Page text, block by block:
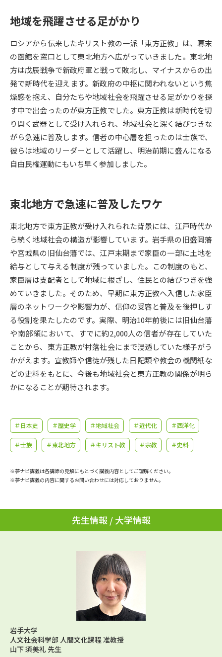
新学年スタート号特集ページ
（高3生用）
新学年スタート号特集ページ
（高2生用）
SELFBRAND特集ページ
オープンキャンパスなどを調べる
オープンキャンパス検索 実施プログラムから探す
受験準備 資料検索
志望校・出願校を調べる
併願校選び 受験スケジュールを立てよう
先輩が入学を決めた理由 テレメール全国一斉進学調査
新生活お役立ちガイド
学問発見 学問検索
学問のミニ講義「夢ナビ講義」 学問分野解説
大学進学IDについて
個人情報取扱規定
テレメール進学カタログ
訂正のご案内
地域を飛躍させる足がかり
ロシアから伝来したキリスト教の一派「東方正教」は、幕末
の函館を窓口として東北地方へ広がっていきました。東北地
方は戊辰戦争で新政府軍と戦って敗北し、マイナスからの出
発で新時代を迎えます。新政府の中枢に関われないという焦
燥感を抱え、自分たちや地域社会を飛躍させる足がかりを探
す中で出会ったのが東方正教でした。東方正教は新時代を切
り開く武器として受け入れられ、地域社会と深く結びつきな
がら急速に普及します。信者の中心層を担ったのは士族で、
彼らは地域のリーダーとして活躍し、明治前期に盛んになる
自由民権運動にもいち早く参加しました。
東北地方で急速に普及したワケ
東北地方で東方正教が受け入れられた背景には、江戸時代か
ら続く地域社会の構造が影響しています。岩手県の旧盛岡藩
や宮城県の旧仙台藩では、江戸末期まで家臣の一部に土地を
給与として与える制度が残っていました。この制度のもと、
家臣層は支配者として地域に根ざし、住民との結びつきを強
めていきました。そのため、早期に東方正教へ入信した家臣
層のネットワークや影響力が、信仰の受容と普及を後押しす
る役割を果たしたのです。実際、明治10年前後には旧仙台藩
や南部領において、すでに約2,000人の信者が存在していた
ことから、東方正教が村落社会にまで浸透していた様子がう
かがえます。宣教師や信徒が残した日記類や教会の機関紙な
どの史料をもとに、今後も地域社会と東方正教の関係が明ら
かになることが期待されます。
＃日本史 ＃歴史学 ＃地域社会 ＃近代化 ＃西洋化
＃士族 ＃東北地方 ＃キリスト教 ＃宗教 ＃史料
※夢ナビ講義は各講師の見解にもとづく講義内容としてご理解ください。
※夢ナビ講義の内容に関するお問い合わせには対応しておりません。
先生情報 / 大学情報
岩手大学
人文社会科学部 人間文化課程 准教授
山下 須美礼 先生